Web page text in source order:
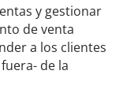
y gestionar
de venta
a los clientes
de la